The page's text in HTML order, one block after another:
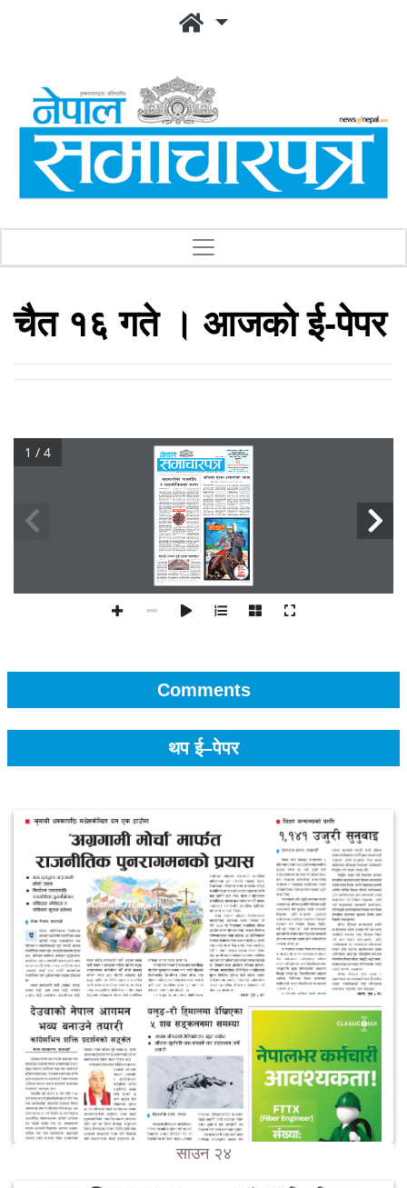
चैत १६ गते । आजको ई-पेपर
1 / 4
Comments
थप ई–पेपर
साउन २४